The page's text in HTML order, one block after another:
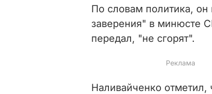
По словам политика,
заверения" в минюсте
передал, "не сгорят".
Наливайченко